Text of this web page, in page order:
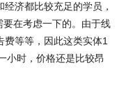
济都比较充足的学员，
在考虑一下的。由于线
等等，因此这类实体1
小时，价格还是比较昂